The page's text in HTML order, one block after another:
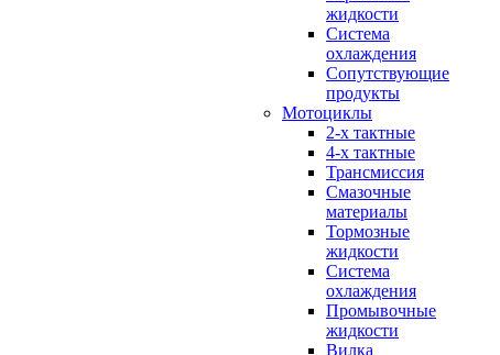
жидкости
Система
охлаждения
Сопутствующие
продукты
Мотоциклы
2-х тактные
4-х тактные
Трансмиссия
Смазочные
материалы
Тормозные
жидкости
Система
охлаждения
Промывочные
жидкости
Вилка